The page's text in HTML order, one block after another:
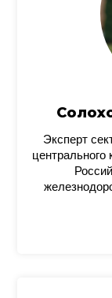
Эксперт
центрального